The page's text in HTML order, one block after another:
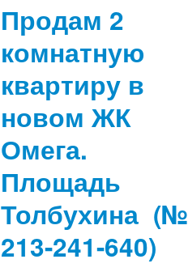
Продам 2
комнатную
квартиру в
новом ЖК
Омега.
Площадь
Толбухина (№
213-241-640)